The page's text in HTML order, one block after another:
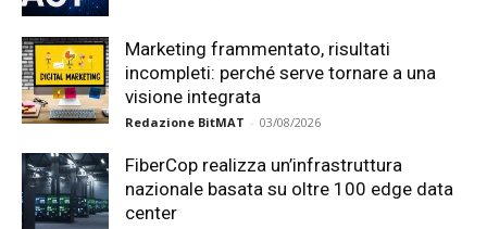
Marketing frammentato, risultati
incompleti: perché serve tornare a una
visione integrata
Redazione BitMAT - 03/08/2026
FiberCop realizza un’infrastruttura
nazionale basata su oltre 100 edge data
center